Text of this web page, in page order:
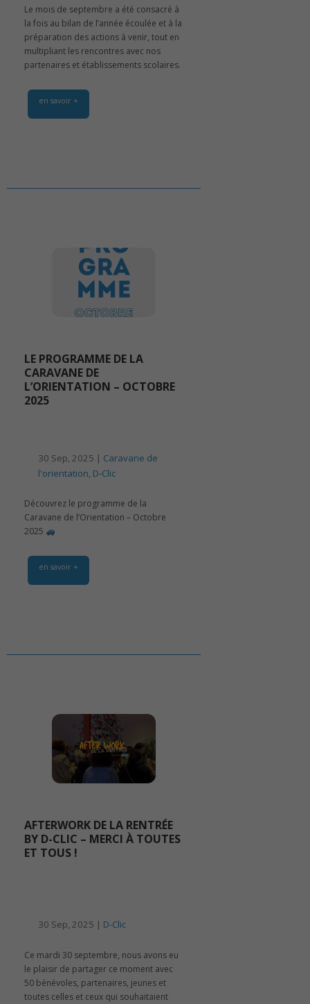
Le mois de septembre a été consacré à
la fois au bilan de l’année écoulée et à la
préparation des actions à venir, tout en
multipliant les rencontres avec nos
partenaires et établissements scolaires.
en savoir +
LE PROGRAMME DE LA
CARAVANE DE
L’ORIENTATION – OCTOBRE
2025
30 Sep, 2025 | Caravane de
l'orientation, D-Clic
Découvrez le programme de la
Caravane de l’Orientation – Octobre
2025
en savoir +
AFTERWORK DE LA RENTRÉE
BY D-CLIC – MERCI À TOUTES
ET TOUS !
30 Sep, 2025 | D-Clic
Ce mardi 30 septembre, nous avons eu
le plaisir de partager ce moment avec
50 bénévoles, partenaires, jeunes et
toutes celles et ceux qui souhaitaient